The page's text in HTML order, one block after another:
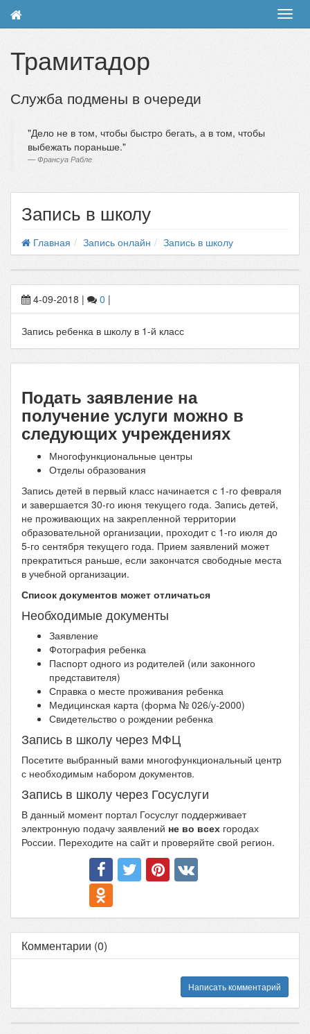
Трамитадор
Служба подмены в очереди
Дело не в том, чтобы быстро бегать, а в том, чтобы
выбежать пораньше.
Франсуа Рабле
Запись в школу
Главная Запись онлайн Запись в школу
4-09-2018 | 0 |
Запись ребенка в школу в 1-й класс
Подать заявление на
получение услуги можно в
следующих учреждениях
Многофункциональные центры
Отделы образования
Запись детей в первый класс начинается с 1-го февраля
и завершается 30-го июня текущего года. Запись детей,
не проживающих на закрепленной территории
образовательной организации, проходит с 1-го июля до
5-го сентября текущего года. Прием заявлений может
прекратиться раньше, если закончатся свободные места
в учебной организации.
Список документов может отличаться
Необходимые документы
Заявление
Фотография ребенка
Паспорт одного из родителей (или законного
представителя)
Справка о месте проживания ребенка
Медицинская карта (форма № 026/у-2000)
Свидетельство о рождении ребенка
Запись в школу через МФЦ
Посетите выбранный вами многофункциональный центр
с необходимым набором документов.
Запись в школу через Госуслуги
В данный момент портал Госуслуг поддерживает
электронную подачу заявлений не во всех городах
России. Переходите на сайт и проверяйте свой регион.
Комментарии (0)
Написать комментарий